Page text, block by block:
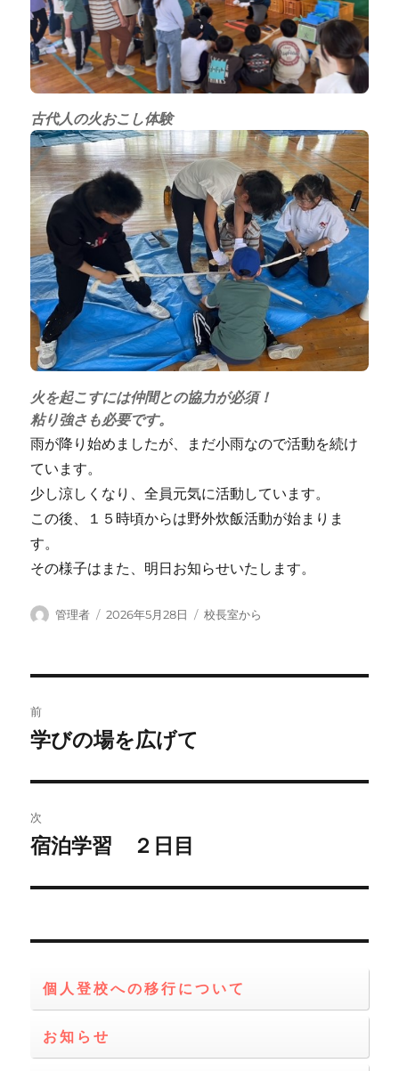
古代人の火おこし体験
火を起こすには仲間との協力が必須！
粘り強さも必要です。
雨が降り始めましたが、まだ小雨なので活動を続け
ています。
少し涼しくなり、全員元気に活動しています。
この後、１５時頃からは野外炊飯活動が始まりま
す。
その様子はまた、明日お知らせいたします。
投
管理者
投
2026年5月28日
カ
校長室から
稿
ビ
ゲ
ー
ン
前
前
投
稿:
学びの場を広げて
次
次
投
宿泊学習 ２日目
個人登校への移行について
お知らせ